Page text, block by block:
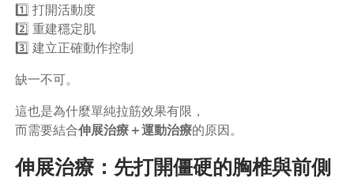
1️⃣ 打開活動度
2️⃣ 重建穩定肌
3️⃣ 建立正確動作控制
缺一不可。
這也是為什麼單純拉筋效果有限，
而需要結合伸展治療＋運動治療的原因。
伸展治療：先打開僵硬的胸椎與前側